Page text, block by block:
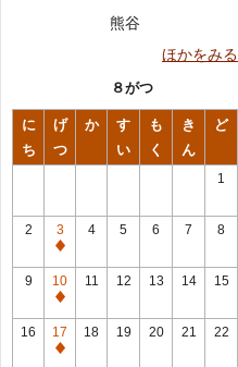
熊谷
ほかをみる
８がつ
に
ち
げ
つ
か
す
い
も
く
き
ん
ど
1
2
3
休
館
日
4 5 6 7 8
9
10
休
館
日
11 12 13 14 15
16
17
休
18 19 20 21 22